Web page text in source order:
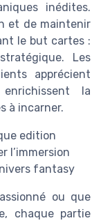
inédites.
et de maintenir
le but cartes :
Les
apprécient
la
à incarner.
edition
l’immersion
fantasy
ou que
chaque partie